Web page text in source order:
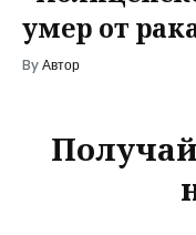
умер от
ByАвтор